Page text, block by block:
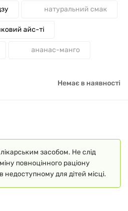
натуральний смак
айс-ті
ананас-манго
Немає в наявності
засобом. Не слід
повноцінного раціону
недоступному для дітей місці.